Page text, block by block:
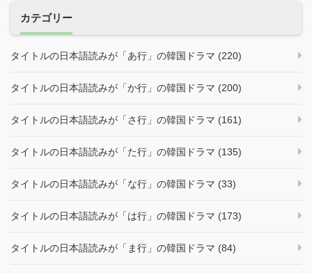
カテゴリー
タイトルの日本語読みが「あ行」の韓国ドラマ (220)
タイトルの日本語読みが「か行」の韓国ドラマ (200)
タイトルの日本語読みが「さ行」の韓国ドラマ (161)
タイトルの日本語読みが「た行」の韓国ドラマ (135)
タイトルの日本語読みが「な行」の韓国ドラマ (33)
タイトルの日本語読みが「は行」の韓国ドラマ (173)
タイトルの日本語読みが「ま行」の韓国ドラマ (84)